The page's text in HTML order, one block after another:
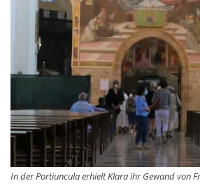
In der Portiuncula erhielt Klara ihr Gewand von